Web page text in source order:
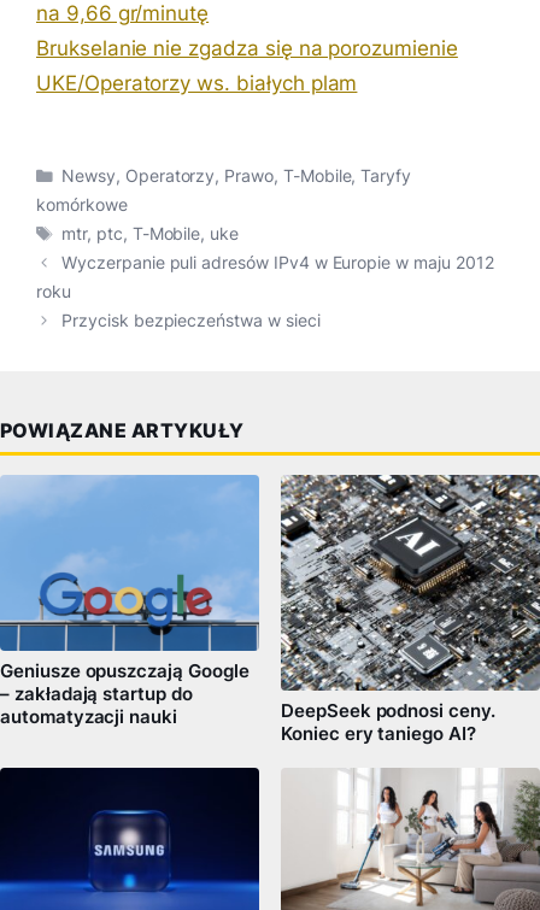
na 9,66 gr/minutę
Brukselanie nie zgadza się na porozumienie
UKE/Operatorzy ws. białych plam
Kategorie
Newsy, Operatorzy, Prawo, T-Mobile,Taryfy
komórkowe
Tagi
mtr, ptc, T-Mobile, uke
Wyczerpanie puli adresów IPv4 w Europie w maju 2012
roku
Przycisk bezpieczeństwa w sieci
POWIĄZANE ARTYKUŁY
Geniusze opuszczają Google
– zakładają startup do
automatyzacji nauki
DeepSeek podnosi ceny.
Koniec ery taniego AI?